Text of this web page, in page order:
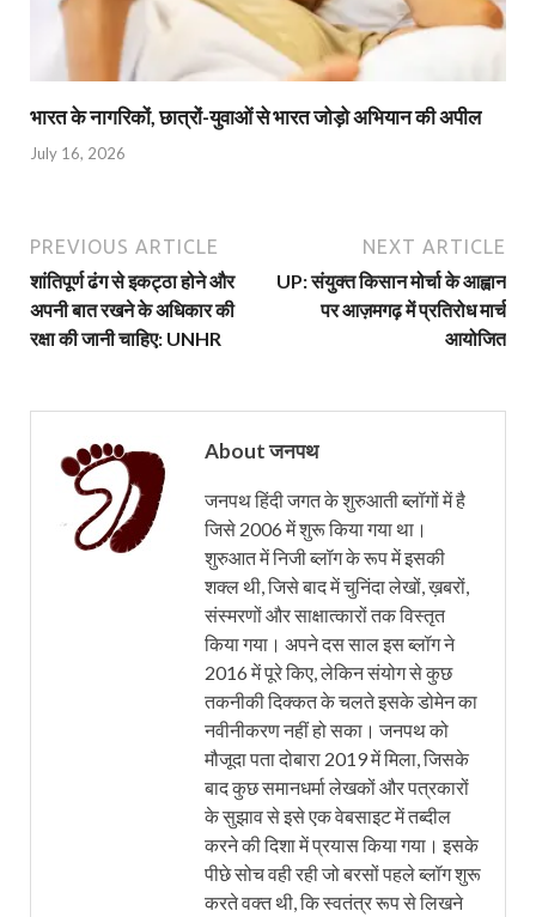
भारत के नागरिकों, छात्रों-युवाओं से भारत जोड़ो अभियान की अपील
July 16, 2026
PREVIOUS ARTICLE
शांतिपूर्ण ढंग से इकट्ठा होने और
अपनी बात रखने के अधिकार की
रक्षा की जानी चाहिए: UNHR
NEXT ARTICLE
UP: संयुक्त किसान मोर्चा के आह्वान
पर आज़मगढ़ में प्रतिरोध मार्च
आयोजित
About जनपथ
जनपथ हिंदी जगत के शुरुआती ब्लॉगों में है
जिसे 2006 में शुरू किया गया था।
शुरुआत में निजी ब्लॉग के रूप में इसकी
शक्ल थी, जिसे बाद में चुनिंदा लेखों, ख़बरों,
संस्मरणों और साक्षात्कारों तक विस्तृत
किया गया। अपने दस साल इस ब्लॉग ने
2016 में पूरे किए, लेकिन संयोग से कुछ
तकनीकी दिक्कत के चलते इसके डोमेन का
नवीनीकरण नहीं हो सका। जनपथ को
मौजूदा पता दोबारा 2019 में मिला, जिसके
बाद कुछ समानधर्मा लेखकों और पत्रकारों
के सुझाव से इसे एक वेबसाइट में तब्दील
करने की दिशा में प्रयास किया गया। इसके
पीछे सोच वही रही जो बरसों पहले ब्लॉग शुरू
करते वक्त थी, कि स्वतंत्र रूप से लिखने